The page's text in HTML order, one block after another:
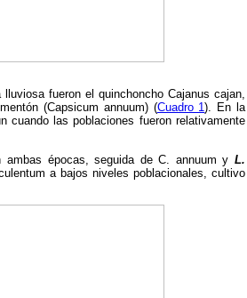
fueron el quinchoncho Cajanus cajan,
(Capsicum annuum) (Cuadro 1). En la
cuando las poblaciones fueron relativamente
ambas épocas, seguida de C. annuum yL.
a bajos niveles poblacionales, cultivo